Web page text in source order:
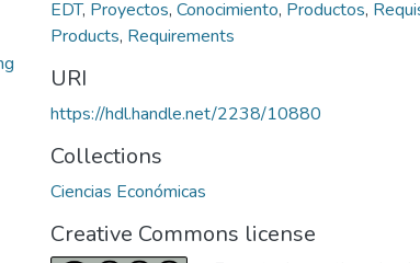
EDT, Proyectos, Conocimiento, Productos,
Products, Requirements
URI
https://hdl.handle.net/2238/10880
Collections
Ciencias Económicas
Creative Commons license